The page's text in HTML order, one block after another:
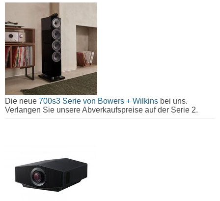
Die neue 700s3 Serie von Bowers + Wilkins bei uns.
Verlangen Sie unsere Abverkaufspreise auf der Serie 2.